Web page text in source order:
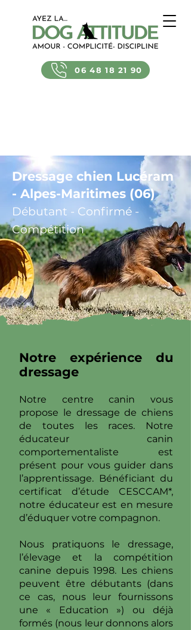
06 48 18 21 90
Dressage chien Lucéram
- Alpes-Maritimes (06)
Débutant - Confirmé -
Compétition
Notre expérience du
dressage
Notre centre canin vous
propose le dressage de chiens
de toutes les races. Notre
éducateur canin
comportementaliste est
présent pour vous guider dans
l’apprentissage. Bénéficiant du
certificat d’étude CESCCAM*,
notre éducateur est en mesure
d’éduquer votre compagnon.
Nous pratiquons le dressage,
l’élevage et la compétition
canine depuis 1998. Les chiens
peuvent être débutants (dans
ce cas, nous leur fournissons
une « Education ») ou déjà
formés (nous leur donnons alors